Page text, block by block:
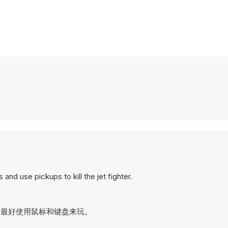
use pickups to kill the jet fighter.
使用鼠标和键盘来玩。